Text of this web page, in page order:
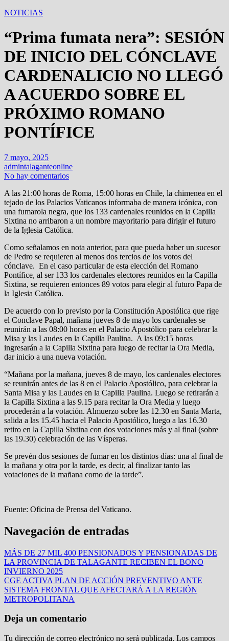
NOTICIAS
“Prima fumata nera”: SESIÓN
DE INICIO DEL CÓNCLAVE
CARDENALICIO NO LLEGÓ
A ACUERDO SOBRE EL
PRÓXIMO ROMANO
PONTÍFICE
7 mayo, 2025
admintalaganteonline
No hay comentarios
A las 21:00 horas de Roma, 15:00 horas en Chile, la chimenea en el
tejado de los Palacios Vaticanos informaba de manera icónica, con
una fumarola negra, que los 133 cardenales reunidos en la Capilla
Sixtina no arribaron a un nombre mayoritario para dirigir el futuro
de la Iglesia Católica.
Como señalamos en nota anterior, para que pueda haber un sucesor
de Pedro se requieren al menos dos tercios de los votos del
cónclave. En el caso particular de esta elección del Romano
Pontífice, al ser 133 los cardenales electores reunidos en la Capilla
Sixtina, se requieren entonces 89 votos para elegir al futuro Papa de
la Iglesia Católica.
De acuerdo con lo previsto por la Constitución Apostólica que rige
el Conclave Papal, mañana jueves 8 de mayo los cardenales se
reunirán a las 08:00 horas en el Palacio Apostólico para celebrar la
Misa y las Laudes en la Capilla Paulina. A las 09:15 horas
ingresarán a la Capilla Sixtina para luego de recitar la Ora Media,
dar inicio a una nueva votación.
“Mañana por la mañana, jueves 8 de mayo, los cardenales electores
se reunirán antes de las 8 en el Palacio Apostólico, para celebrar la
Santa Misa y las Laudes en la Capilla Paulina. Luego se retirarán a
la Capilla Sixtina a las 9.15 para recitar la Ora Media y luego
procederán a la votación. Almuerzo sobre las 12.30 en Santa Marta,
salida a las 15.45 hacia el Palacio Apostólico, luego a las 16.30
retiro en la Capilla Sixtina con dos votaciones más y al final (sobre
las 19.30) celebración de las Vísperas.
Se prevén dos sesiones de fumar en los distintos días: una al final de
la mañana y otra por la tarde, es decir, al finalizar tanto las
votaciones de la mañana como de la tarde”.
Fuente: Oficina de Prensa del Vaticano.
Navegación de entradas
MÁS DE 27 MIL 400 PENSIONADOS Y PENSIONADAS DE
LA PROVINCIA DE TALAGANTE RECIBEN EL BONO
INVIERNO 2025
CGE ACTIVA PLAN DE ACCIÓN PREVENTIVO ANTE
SISTEMA FRONTAL QUE AFECTARÁ A LA REGIÓN
METROPOLITANA
Deja un comentario
Tu dirección de correo electrónico no será publicada. Los campos